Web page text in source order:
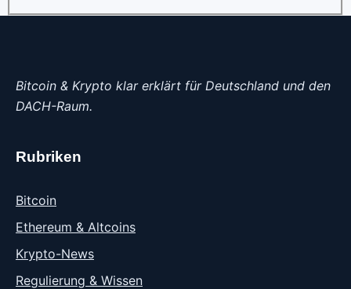
Bitcoin & Krypto klar erklärt für Deutschland und den
DACH-Raum.
Rubriken
Bitcoin
Ethereum & Altcoins
Krypto-News
Regulierung & Wissen